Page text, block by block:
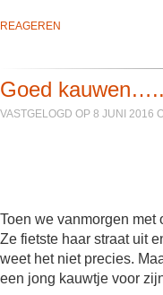
REAGEREN
Goed kauwen…..
VASTGELOGD OP 8 JUNI 2016
Toen we vanmorgen
Ze fietste haar straat uit
weet het niet precies.
een jong kauwtje voor